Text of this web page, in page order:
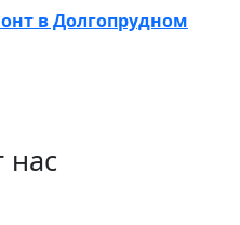
в Долгопрудном